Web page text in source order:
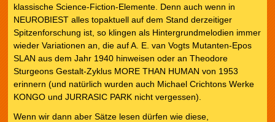
klassische Science-Fiction-Elemente. Denn auch wenn in
NEUROBIEST alles topaktuell auf dem Stand derzeitiger
Spitzenforschung ist, so klingen als Hintergrundmelodien immer
wieder Variationen an, die auf A. E. van Vogts Mutanten-Epos
SLAN aus dem Jahr 1940 hinweisen oder an Theodore
Sturgeons Gestalt-Zyklus MORE THAN HUMAN von 1953
erinnern (und natürlich wurden auch Michael Crichtons Werke
KONGO und JURRASIC PARK nicht vergessen).
Wenn wir dann aber Sätze lesen dürfen wie diese,